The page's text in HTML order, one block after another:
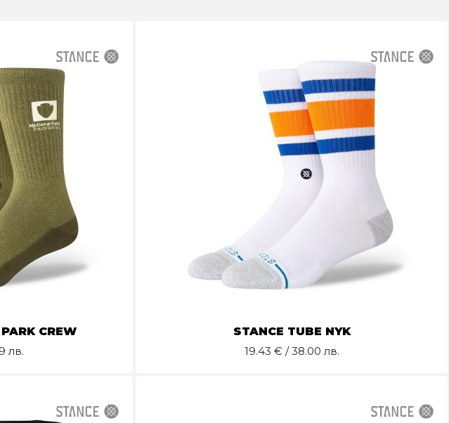
CREW
лв.
STANCE TUBE NYK
19.43 € / 38.00 лв.